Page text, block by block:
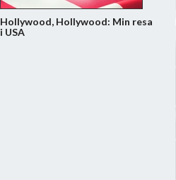
Hollywood, Hollywood: Min resa
i USA